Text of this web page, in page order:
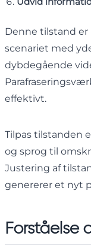
Denne tilstand
scenariet med
dybdegående
effektivt.
Tilpas tilstanden
og sprog til
Justering af
genererer et nyt